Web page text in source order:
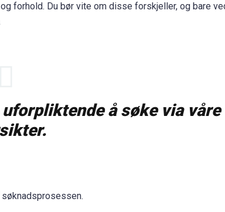
forhold. Du bør vite om disse forskjeller, og bare
å søke via våre